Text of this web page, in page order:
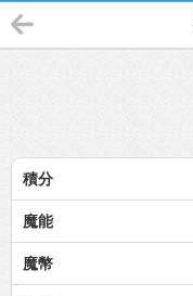
積分
魔能
魔幣